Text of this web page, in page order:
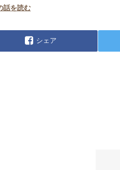
話を読む
シェア